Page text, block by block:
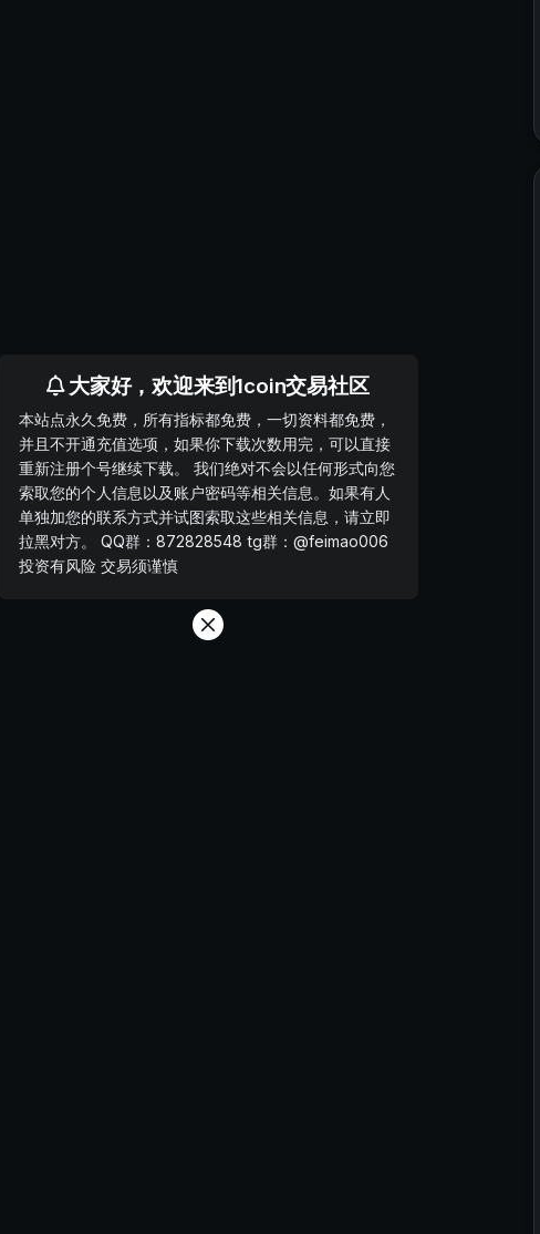
大家好，欢迎来到1coin交易社区
本站点永久免费，所有指标都免费，一切资料都免费，
并且不开通充值选项，如果你下载次数用完，可以直接
重新注册个号继续下载。 我们绝对不会以任何形式向您
索取您的个人信息以及账户密码等相关信息。如果有人
单独加您的联系方式并试图索取这些相关信息，请立即
拉黑对方。 QQ群：872828548 tg群：@feimao006
投资有风险 交易须谨慎